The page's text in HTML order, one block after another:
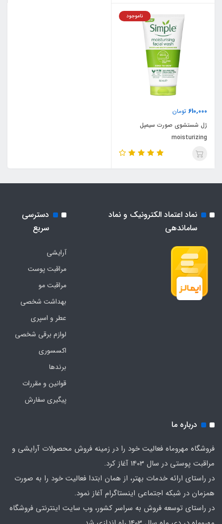
610,000 تومان
ناموجود
ژل شستشوی صورت سیمپل
moisturizing
نماد اعتماد الکترونیک و نماد
ساماندهی
دسترسی
سریع
آرایشی
مراقبت پوست
مراقبت مو
بهداشت شخصی
عطر و اسپری
لوازم برقی شخصی
اکسسوری
برندها
قوانین و مقررات
پیگیری سفارش
درباره ما
فروشگاه مهروماه فعالیت خود را در زمینه فروش محصولات آرایشی و
مراقبت پوستی در سال 1403 آغاز کرد.
در راستای ارائه خدمات بهتر، از همان ابتدا فعالیت خود را به صورت
همزمان در شبکه اجتماعی اینستاگرام آغاز نمود.
در راستای توسعه فروش به سراسر کشور، وب سایت اینترنتی فروشگاه